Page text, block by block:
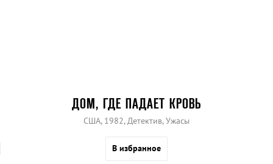
ДОМ, ГДЕ ПАДАЕТ КРОВЬ
США, 1982, Детектив, Ужасы
В избранное